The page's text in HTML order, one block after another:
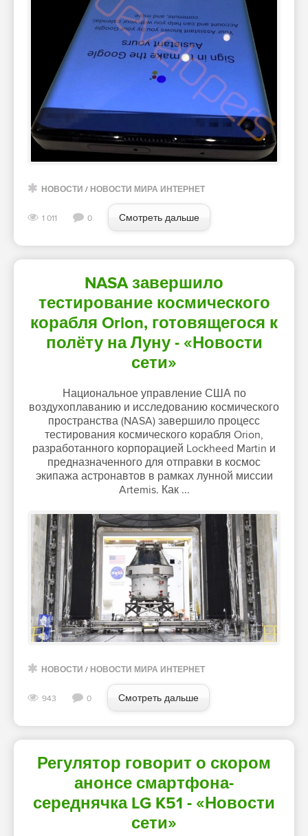
НОВОСТИ / НОВОСТИ МИРА ИНТЕРНЕТ
1 011 0 Смотреть дальше
NASA завершило
тестирование космического
корабля Orion, готовящегося к
полёту на Луну - «Новости
сети»
Национальное управление США по
воздухоплаванию и исследованию космического
пространства (NASA) завершило процесс
тестирования космического корабля Orion,
разработанного корпорацией Lockheed Martin и
предназначенного для отправки в космос
экипажа астронавтов в рамках лунной миссии
Artemis. Как ...
НОВОСТИ / НОВОСТИ МИРА ИНТЕРНЕТ
943 0 Смотреть дальше
Регулятор говорит о скором
анонсе смартфона-
середнячка LG K51 - «Новости
сети»